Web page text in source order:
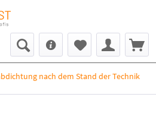
nach dem Stand der Technik